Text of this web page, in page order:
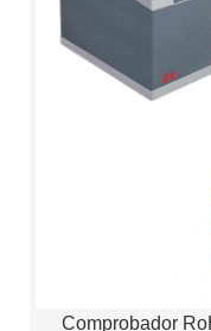
Comprobador